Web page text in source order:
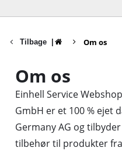
GBP
CZK
Tilbage Om os
Om os
Einhell Service
GmbH er et 100 % ejet
Germany AG og
tilbehør til produkter